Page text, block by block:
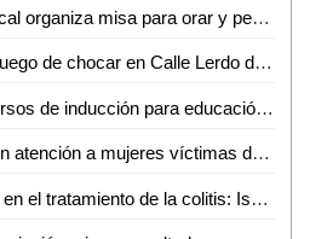
Asociación Ganadera Local organiza misa para orar y pedir lluvias en Valles
Vehículo se da a la fuga luego de chocar en Calle Lerdo de Tejada; sin lesionados
Inicia ejecutivo estatal cursos de inducción para educación superior
Recibe jec certificación en atención a mujeres víctimas de violencia de género
La salud mental es clave en el tratamiento de la colitis: Isamar Tiscareño